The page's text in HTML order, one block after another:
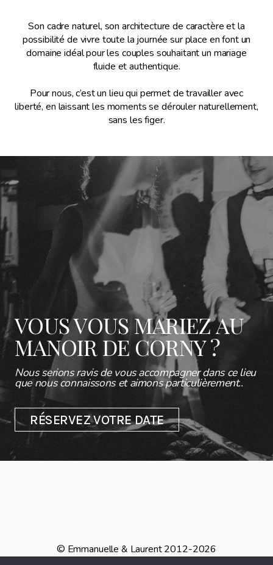
Son cadre naturel, son architecture de caractère et la
possibilité de vivre toute la journée sur place en font un
domaine idéal pour les couples souhaitant un mariage
fluide et authentique.
Pour nous, c’est un lieu qui permet de travailler avec
liberté, en laissant les moments se dérouler naturellement,
sans les figer.
VOUS VOUS MARIEZ AU
MANOIR DE CORNY ?
Nous serions ravis de vous accompagner dans ce lieu
que nous connaissons et aimons particulièrement..
RÉSERVEZ VOTRE DATE
© Emmanuelle & Laurent 2012-2026